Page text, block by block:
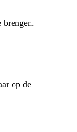
brengen.
op de